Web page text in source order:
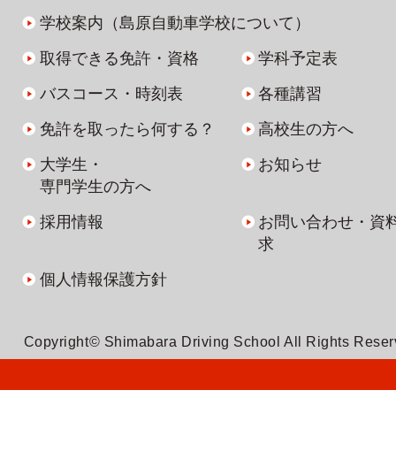
学校案内（島原自動車学校について）
取得できる免許・資格
学科予定表
バスコース・時刻表
各種講習
免許を取ったら何する？
高校生の方へ
大学生・
専門学生の方へ
お知らせ
採用情報
お問い合わせ・資
求
個人情報保護方針
Copyright© Shimabara Driving School All Rights